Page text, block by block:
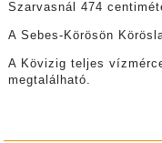
Szarvasnál 474
A Sebes-Körösön
A Kövizig teljes
megtalálható.